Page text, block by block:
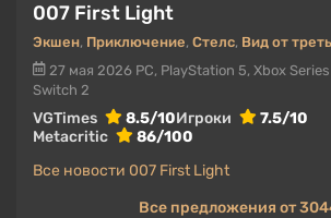
007 First Light
Экшен, Приключение, Стелс, Вид от
27 мая 2026 PC, PlayStation 5, Xbox
Switch 2
VGTimes 8.5/10Игроки
7.5/10
Metacritic
86/100
Все новости 007 First Light
Все предложения от